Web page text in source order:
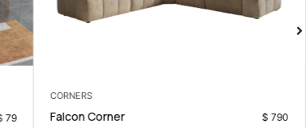
CORNERS
Falcon Corner 790
$
79